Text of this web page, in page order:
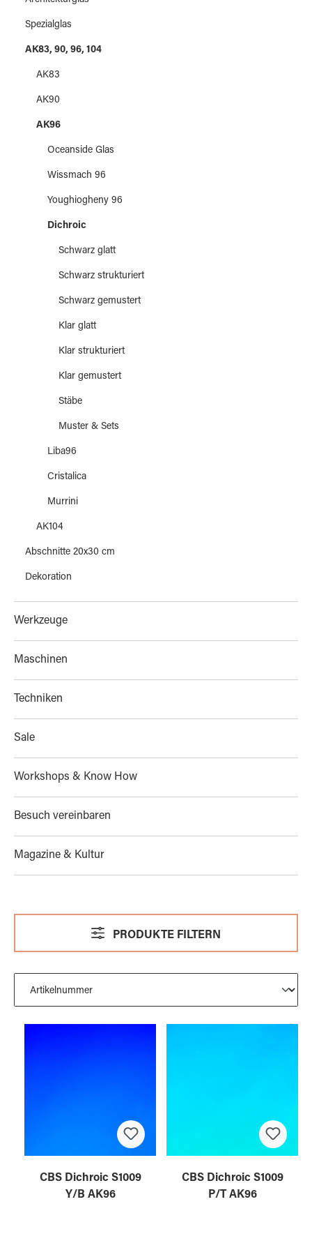
Spezialglas
AK83, 90, 96, 104
AK83
AK90
AK96
Oceanside Glas
Wissmach 96
Youghiogheny 96
Dichroic
Schwarz glatt
Schwarz strukturiert
Schwarz gemustert
Klar glatt
Klar strukturiert
Klar gemustert
Stäbe
Muster & Sets
Liba96
Cristalica
Murrini
AK104
Abschnitte 20x30 cm
Dekoration
Werkzeuge
Maschinen
Techniken
Sale
Workshops & Know How
Besuch vereinbaren
Magazine & Kultur
PRODUKTE FILTERN
CBS Dichroic S1009
Y/B AK96
CBS Dichroic S1009
P/T AK96